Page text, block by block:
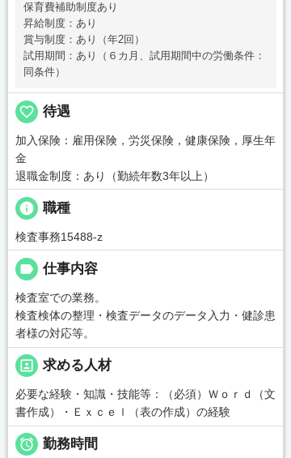
保育費補助制度あり
昇給制度：あり
賞与制度：あり（年2回）
試用期間：あり（６カ月、試用期間中の労働条件：
同条件）
favorite_border 待遇
加入保険：雇用保険，労災保険，健康保険，厚生年
金
退職金制度：あり（勤続年数3年以上）
info 職種
検査事務15488-z
label 仕事内容
検査室での業務。
検査検体の整理・検査データのデータ入力・健診患
者様の対応等。
portrait 求める人材
必要な経験・知識・技能等：（必須）Ｗｏｒｄ（文
書作成）・Ｅｘｃｅｌ（表の作成）の経験
 勤務時間